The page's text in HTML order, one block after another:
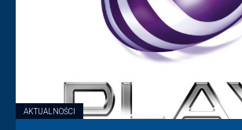
AKTUALNOŚCI